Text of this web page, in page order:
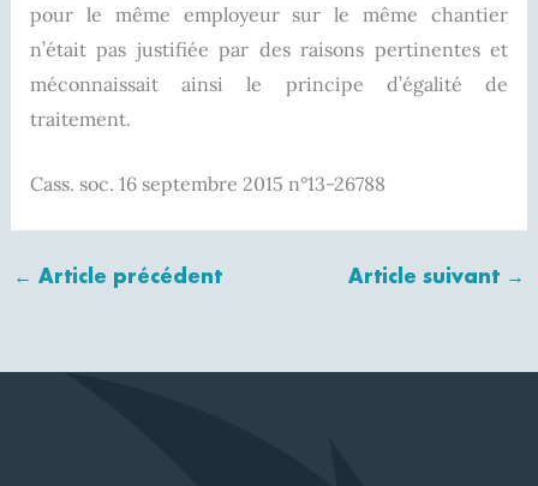
pour le même employeur sur le même chantier
n’était pas justifiée par des raisons pertinentes et
méconnaissait ainsi le principe d’égalité de
traitement.
Cass. soc. 16 septembre 2015 n°13-26788
← Article précédent Article suivant →